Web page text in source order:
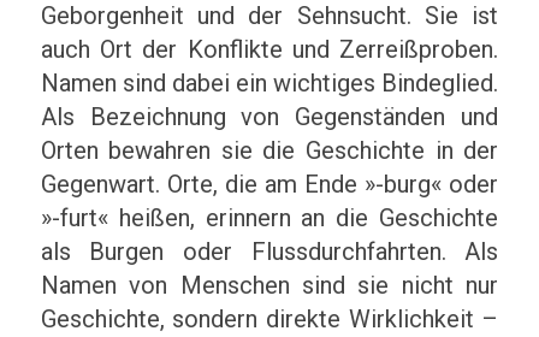
Geborgenheit und der Sehnsucht. Sie ist
auch Ort der Konflikte und Zerreißproben.
Namen sind dabei ein wichtiges Bindeglied.
Als Bezeichnung von Gegenständen und
Orten bewahren sie die Geschichte in der
Gegenwart. Orte, die am Ende »-burg« oder
»-furt« heißen, erinnern an die Geschichte
als Burgen oder Flussdurchfahrten. Als
Namen von Menschen sind sie nicht nur
Geschichte, sondern direkte Wirklichkeit –